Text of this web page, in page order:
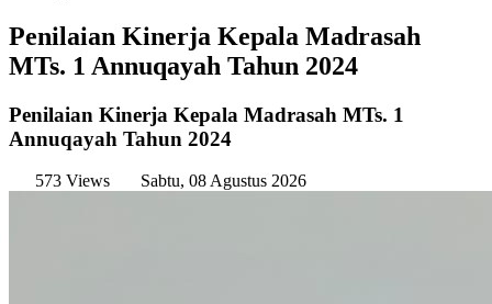
Penilaian Kinerja Kepala Madrasah
MTs. 1 Annuqayah Tahun 2024
Penilaian Kinerja Kepala Madrasah MTs. 1
Annuqayah Tahun 2024
573 Views Sabtu, 08 Agustus 2026